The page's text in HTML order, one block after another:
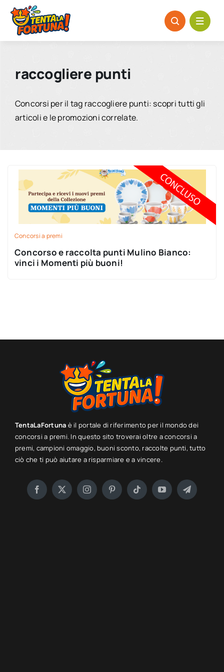
Salta
contenuto
raccogliere punti
Concorsi per il tag raccogliere punti: scopri tutti gli
articoli e le promozioni correlate.
Concorsi a premi
Concorso e raccolta punti Mulino Bianco:
vinci i Momenti più buoni!
TentaLaFortuna è il portale di riferimento per il mondo dei
concorsi a premi. In questo sito troverai oltre a concorsi a
premi, campioni omaggio, buoni sconto, raccolte punti, tutto
ciò che ti può aiutare a risparmiare e a vincere.